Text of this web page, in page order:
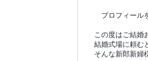
プロフィール
この度はご結婚
結婚式場に頼む
そんな新郎新婦